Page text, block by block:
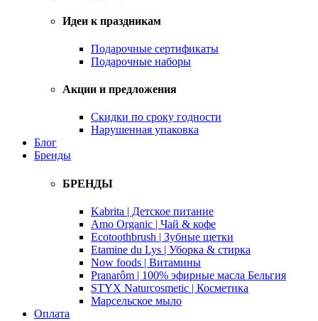
Идеи к праздникам
Подарочные сертификаты
Подарочные наборы
Акции и предложения
Скидки по сроку годности
Нарушенная упаковка
Блог
Бренды
БРЕНДЫ
Kabrita | Детское питание
Amo Organic | Чай & кофе
Ecotoothbrush | Зубные щетки
Etamine du Lys | Уборка & стирка
Now foods | Витамины
Pranarôm | 100% эфирные масла Бельгия
STYX Naturcosmetic | Косметика
Марсельское мыло
Оплата